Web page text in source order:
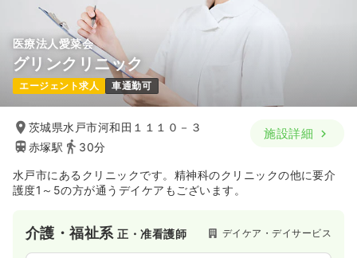
医療法人愛菜会
グリンクリニック
エージェント求人 車通勤可
茨城県水戸市河和田１１１０－３
赤塚駅
30分
施設詳細
水戸市にあるクリニックです。精神科のクリニックの他に要介
護度1～5の方が通うデイケアもございます。
介護・福祉系正・准看護師 デイケア・デイサービス